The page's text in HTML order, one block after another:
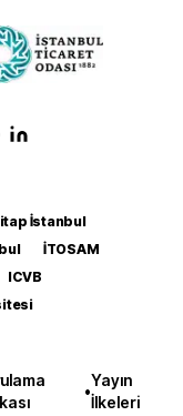
İstanbul
İTOSAM
ICVB
•
Yayın
İlkeleri